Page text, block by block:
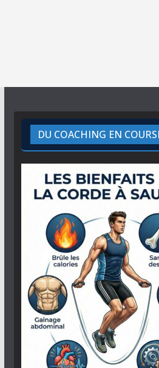
DU COACHING EN